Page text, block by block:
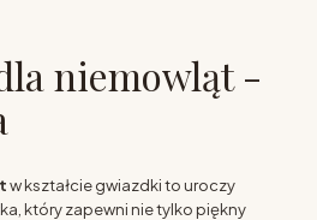
niemowląt -
w kształcie gwiazdki to uroczy
który zapewni nie tylko piękny